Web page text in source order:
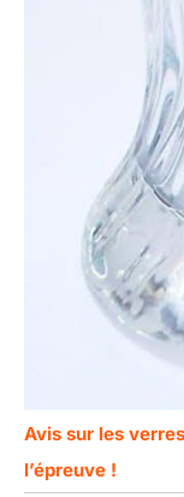
Avis sur les
l’épreuve !